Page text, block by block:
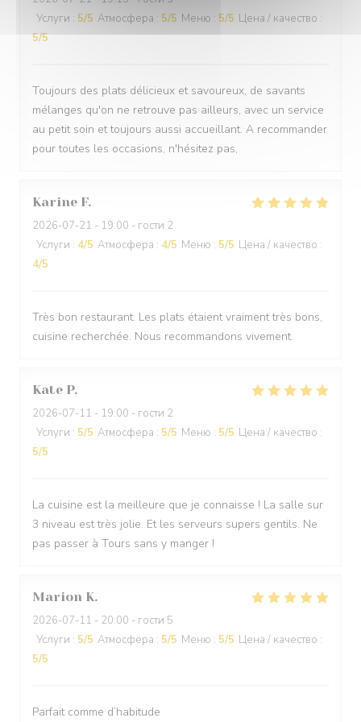
Услуги : 5/5 Атмосфера : 5/5 Меню : 5/5 Цена / качество :
5/5
Toujours des plats délicieux et savoureux, de savants
mélanges qu'on ne retrouve pas ailleurs, avec un service
au petit soin et toujours aussi accueillant. A recommander
pour toutes les occasions, n'hésitez pas,
Karine F
2026-07-21 - 19:00 - гости 2
Услуги : 4/5 Атмосфера : 4/5 Меню : 5/5 Цена / качество :
4/5
Très bon restaurant. Les plats étaient vraiment très bons,
cuisine recherchée. Nous recommandons vivement.
Kate P
2026-07-11 - 19:00 - гости 2
Услуги : 5/5 Атмосфера : 5/5 Меню : 5/5 Цена / качество :
5/5
La cuisine est la meilleure que je connaisse ! La salle sur
3 niveau est très jolie. Et les serveurs supers gentils. Ne
pas passer à Tours sans y manger !
Marion K
2026-07-11 - 20:00 - гости 5
Услуги : 5/5 Атмосфера : 5/5 Меню : 5/5 Цена / качество :
5/5
Parfait comme d’habitude